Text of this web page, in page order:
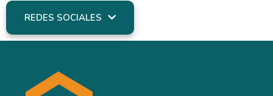
REDES SOCIALES